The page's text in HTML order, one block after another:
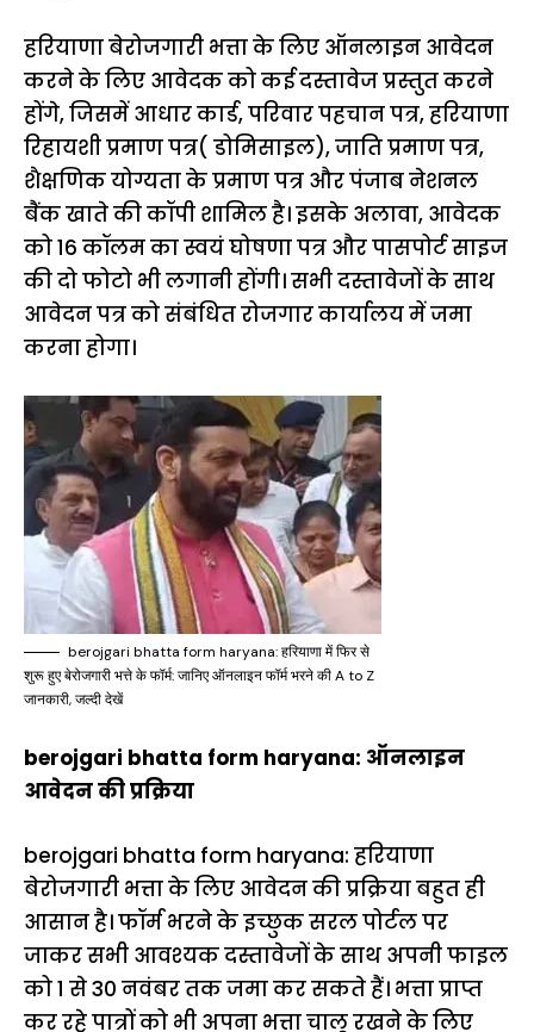
हरियाणा बेरोजगारी भत्ता के लिए ऑनलाइन आवेदन
करने के लिए आवेदक को कई दस्तावेज प्रस्तुत करने
होंगे, जिसमें आधार कार्ड, परिवार पहचान पत्र, हरियाणा
रिहायशी प्रमाण पत्र( डोमिसाइल), जाति प्रमाण पत्र,
शैक्षणिक योग्यता के प्रमाण पत्र और पंजाब नेशनल
बैंक खाते की कॉपी शामिल है। इसके अलावा, आवेदक
को 16 कॉलम का स्वयं घोषणा पत्र और पासपोर्ट साइज
की दो फोटो भी लगानी होंगी। सभी दस्तावेजों के साथ
आवेदन पत्र को संबंधित रोजगार कार्यालय में जमा
करना होगा।
berojgari bhatta form haryana: हरियाणा में फिर से
शुरू हुए बेरोजगारी भत्ते के फॉर्म: जानिए ऑनलाइन फॉर्म भरने की A to Z
जानकारी, जल्दी देखें
berojgari bhatta form haryana: ऑनलाइन
आवेदन की प्रक्रिया
berojgari bhatta form haryana: हरियाणा
बेरोजगारी भत्ता के लिए आवेदन की प्रक्रिया बहुत ही
आसान है। फॉर्म भरने के इच्छुक सरल पोर्टल पर
जाकर सभी आवश्यक दस्तावेजों के साथ अपनी फाइल
को 1 से 30 नवंबर तक जमा कर सकते हैं। भत्ता प्राप्त
कर रहे पात्रों को भी अपना भत्ता चालू रखने के लिए